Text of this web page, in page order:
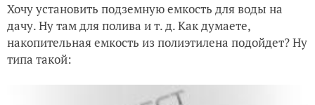
Хочу установить подземную емкость для воды на
дачу. Ну там для полива и т. д. Как думаете,
накопительная емкость из полиэтилена подойдет? Ну
типа такой: